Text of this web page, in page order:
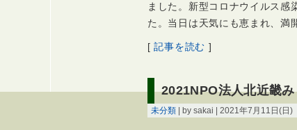
ました。新型コロナウイルス感
た。当日は天気にも恵まれ、満
[記事を読む ]
2021NPO法人北近畿
未分類 | by sakai | 2021年7月11日(日)